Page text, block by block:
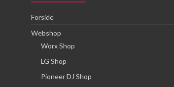
Forside
Webshop
Worx Shop
LG Shop
Pioneer DJ Shop